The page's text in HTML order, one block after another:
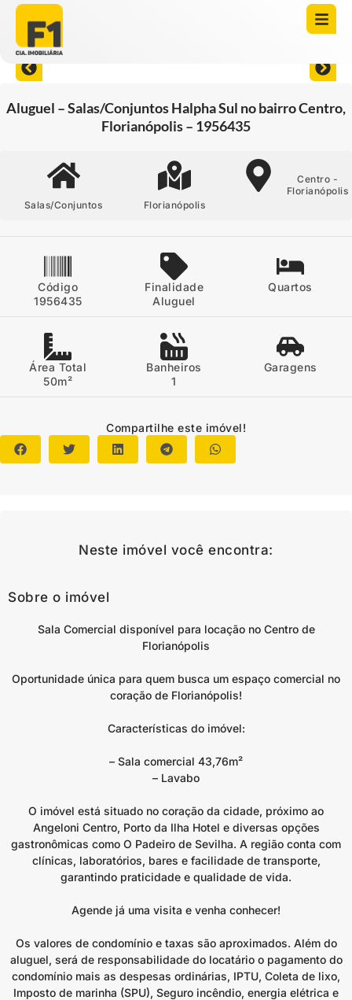
Aluguel – Salas/Conjuntos Halpha Sul no bairro Centro,
Florianópolis – 1956435
Salas/Conjuntos Florianópolis
Centro -
Florianópolis
Código
1956435
Finalidade
Aluguel
Quartos
Área Total
50m²
Banheiros
1
Garagens
Compartilhe este imóvel!
Neste imóvel você encontra:
Sobre o imóvel
Sala Comercial disponível para locação no Centro de
Florianópolis
Oportunidade única para quem busca um espaço comercial no
coração de Florianópolis!
Características do imóvel:
– Sala comercial 43,76m²
– Lavabo
O imóvel está situado no coração da cidade, próximo ao
Angeloni Centro, Porto da Ilha Hotel e diversas opções
gastronômicas como O Padeiro de Sevilha. A região conta com
clínicas, laboratórios, bares e facilidade de transporte,
garantindo praticidade e qualidade de vida.
Agende já uma visita e venha conhecer!
Os valores de condomínio e taxas são aproximados. Além do
aluguel, será de responsabilidade do locatário o pagamento do
condomínio mais as despesas ordinárias, IPTU, Coleta de lixo,
Imposto de marinha (SPU), Seguro incêndio, energia elétrica e